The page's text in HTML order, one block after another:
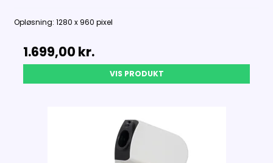
Opløsning: 1280 x 960 pixel
1.699,00 kr.
VIS PRODUKT